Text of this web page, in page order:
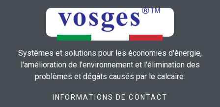
Systèmes et solutions pour les économies d'énergie,
l'amélioration de l'environnement et l'élimination des
problèmes et dégâts causés par le calcaire.
INFORMATIONS DE CONTACT